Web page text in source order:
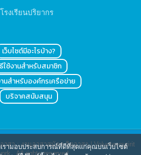
รงเรียนปริยากร
เว็บไซต์มีอะไรบ้าง?
ใช้งานสำหรับสมาชิก
นสำหรับองค์กรเครือข่าย
บริจาคสนับสนุน
าสา : งานอาสาสมัคร จิตอาสา | Volunteerspirit
. All rights reserved.
เรามอบประสบการณ์ที่ดีที่สุดแก่คุณบนเว็บไซต์